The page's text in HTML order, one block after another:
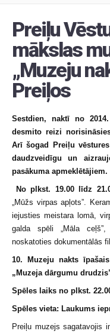
Preiļu
mākslas
„Muzeju
Preiļos
Sestdien, naktī no
desmito reizi
Arī šogad
Preiļu
daudzveidīgu un
pasākuma apmeklētājiem.
No plkst. 19.00 līdz
„Mūžs virpas apļots”.
iejusties meistara lomā,
galda spēli „Māla ceļš”,
noskatoties dokumentālās
10. Muzeju nakts
„Muzeja dārgumu
Spēles laiks no plkst.
Spēles vieta: Laukums
Preiļu muzejs sagatavojis